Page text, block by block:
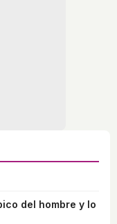
del hombre y lo